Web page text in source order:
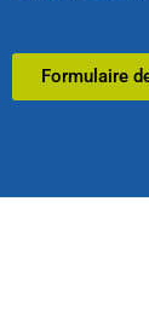
Formulaire